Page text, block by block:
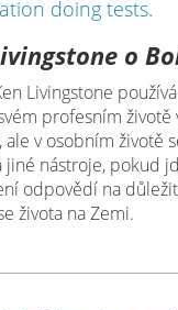
o
Livingstone
profesním životě
ale v osobním životě
jiné nástroje, pokud
odpovědí na
života na Zemi.